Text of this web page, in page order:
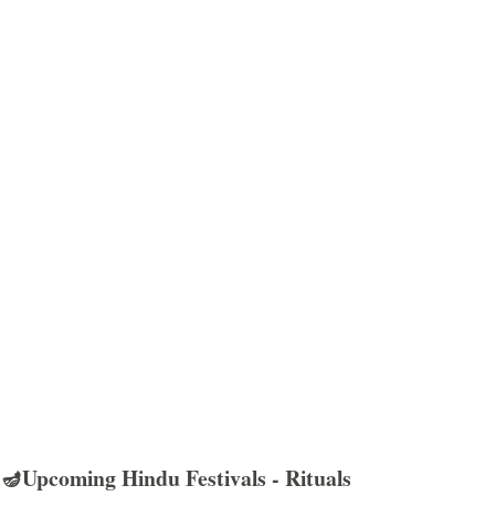
🪔Upcoming Hindu Festivals - Rituals